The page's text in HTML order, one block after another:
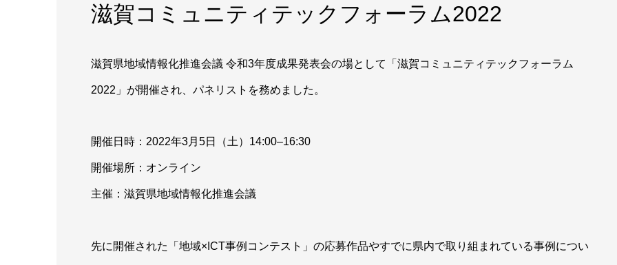
滋賀コミュニティテックフォーラム2022
滋賀県地域情報化推進会議 令和3年度成果発表会の場として「滋賀コミュニティテックフォーラム
2022」が開催され、パネリストを務めました。
開催日時：2022年3月5日（土）14:00–16:30
開催場所：オンライン
主催：滋賀県地域情報化推進会議
先に開催された「地域×ICT事例コンテスト」の応募作品やすでに県内で取り組まれている事例につい